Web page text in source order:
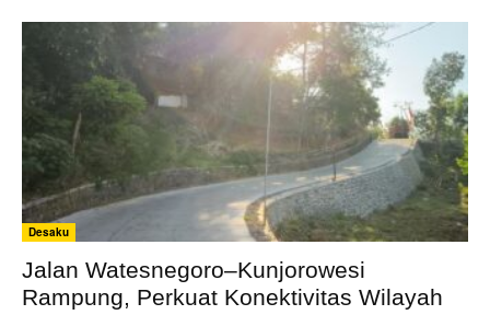
Desaku
Jalan Watesnegoro–Kunjorowesi
Rampung, Perkuat Konektivitas Wilayah